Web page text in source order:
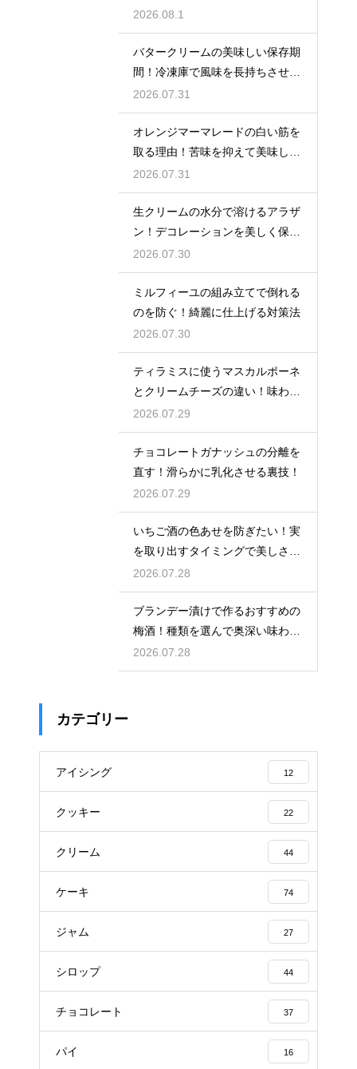
れ方
2026.08.1
バタークリームの美味しい保存期
間！冷凍庫で風味を長持ちさせる
コツ
2026.07.31
オレンジマーマレードの白い筋を
取る理由！苦味を抑えて美味しい
ジャムに仕上げる
2026.07.31
生クリームの水分で溶けるアラザ
ン！デコレーションを美しく保つ
ための飾るタイミングとコツ
2026.07.30
ミルフィーユの組み立てで倒れる
のを防ぐ！綺麗に仕上げる対策法
2026.07.30
ティラミスに使うマスカルポーネ
とクリームチーズの違い！味わい
を比較
2026.07.29
チョコレートガナッシュの分離を
直す！滑らかに乳化させる裏技！
2026.07.29
いちご酒の色あせを防ぎたい！実
を取り出すタイミングで美しさを
保つ
2026.07.28
ブランデー漬けで作るおすすめの
梅酒！種類を選んで奥深い味わい
と香りを堪能する
2026.07.28
カテゴリー
アイシング 12
クッキー 22
クリーム 44
ケーキ 74
ジャム 27
シロップ 44
チョコレート 37
パイ 16